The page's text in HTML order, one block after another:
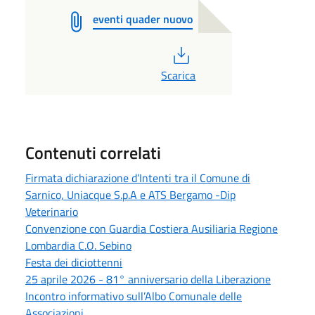
eventi quader nuovo
Scarica
Contenuti correlati
Firmata dichiarazione d’Intenti tra il Comune di
Sarnico, Uniacque S.p.A e ATS Bergamo -Dip
Veterinario
Convenzione con Guardia Costiera Ausiliaria Regione
Lombardia C.O. Sebino
Festa dei diciottenni
25 aprile 2026 - 81° anniversario della Liberazione
Incontro informativo sull’Albo Comunale delle